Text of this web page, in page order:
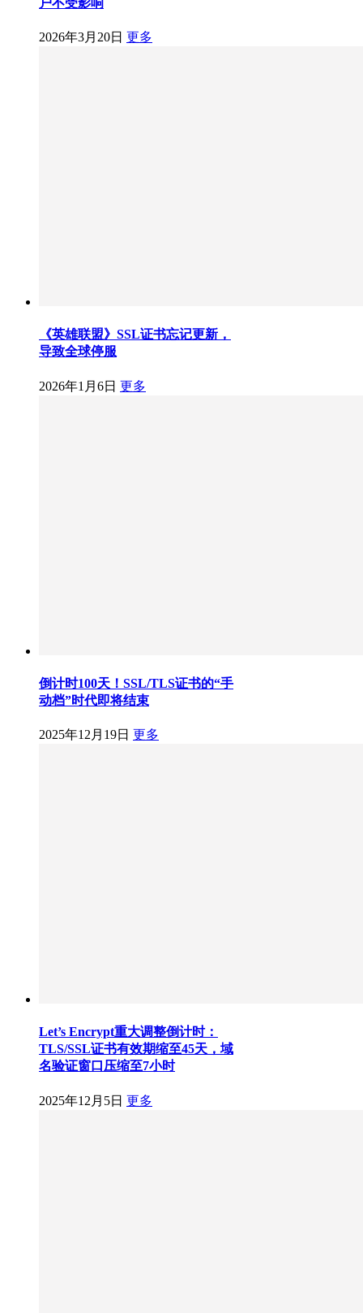
2026年3月20日 更多
《英雄联盟》SSL证书忘记更新，
导致全球停服
2026年1月6日 更多
倒计时100天！SSL/TLS证书的“手
动档”时代即将结束
2025年12月19日 更多
Let’s Encrypt重大调整倒计时：
TLS/SSL证书有效期缩至45天，域
名验证窗口压缩至7小时
2025年12月5日 更多